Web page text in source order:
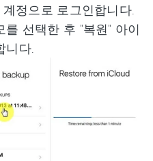
정으로 로그인합니다.
선택한 후 "복원" 아이
니다.